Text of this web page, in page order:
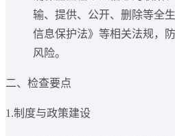
输、提供、公开、删除等全
信息保护法》等相关法规，
风险。
二、检查要点
1.制度与政策建设